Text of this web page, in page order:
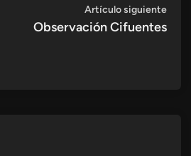
Artículo siguiente
Observación Cifuentes